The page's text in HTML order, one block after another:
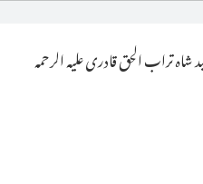
تراب الحق قادری علیہ الرحمہ